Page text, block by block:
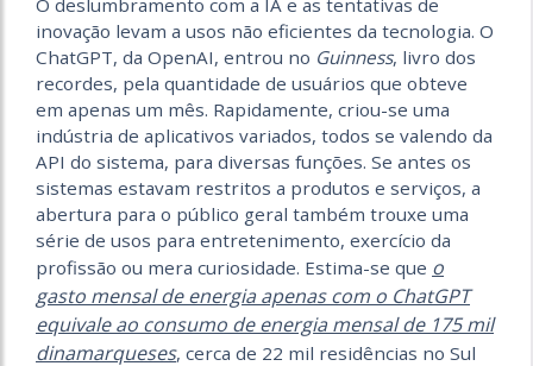
O deslumbramento com a IA e as tentativas de
inovação levam a usos não eficientes da tecnologia. O
ChatGPT, da OpenAI, entrou no Guinness, livro dos
recordes, pela quantidade de usuários que obteve
em apenas um mês. Rapidamente, criou-se uma
indústria de aplicativos variados, todos se valendo da
API do sistema, para diversas funções. Se antes os
sistemas estavam restritos a produtos e serviços, a
abertura para o público geral também trouxe uma
série de usos para entretenimento, exercício da
profissão ou mera curiosidade. Estima-se que o
gasto mensal de energia apenas com o ChatGPT
equivale ao consumo de energia mensal de 175 mil
dinamarqueses, cerca de 22 mil residências no Sul